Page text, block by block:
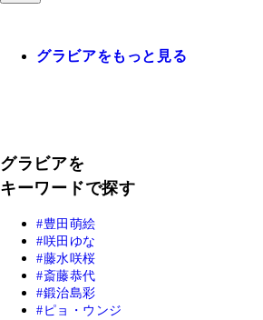
グラビアをもっと見る
グラビアを
キーワードで探す
豊田萌絵
咲田ゆな
藤水咲桜
斎藤恭代
鍛治島彩
ピョ・ウンジ